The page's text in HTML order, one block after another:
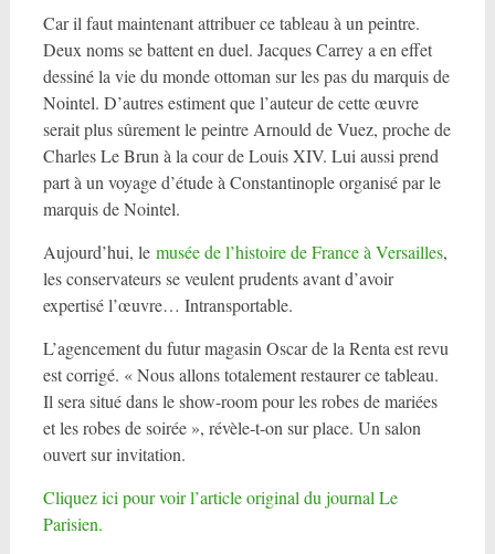
Car il faut maintenant attribuer ce tableau à un peintre.
Deux noms se battent en duel. Jacques Carrey a en effet
dessiné la vie du monde ottoman sur les pas du marquis de
Nointel. D’autres estiment que l’auteur de cette œuvre
serait plus sûrement le peintre Arnould de Vuez, proche de
Charles Le Brun à la cour de Louis XIV. Lui aussi prend
part à un voyage d’étude à Constantinople organisé par le
marquis de Nointel.
Aujourd’hui, le musée de l’histoire de France à Versailles,
les conservateurs se veulent prudents avant d’avoir
expertisé l’œuvre… Intransportable.
L’agencement du futur magasin Oscar de la Renta est revu
est corrigé. « Nous allons totalement restaurer ce tableau.
Il sera situé dans le show-room pour les robes de mariées
et les robes de soirée », révèle-t-on sur place. Un salon
ouvert sur invitation.
Cliquez ici pour voir l’article original du journal Le
Parisien.